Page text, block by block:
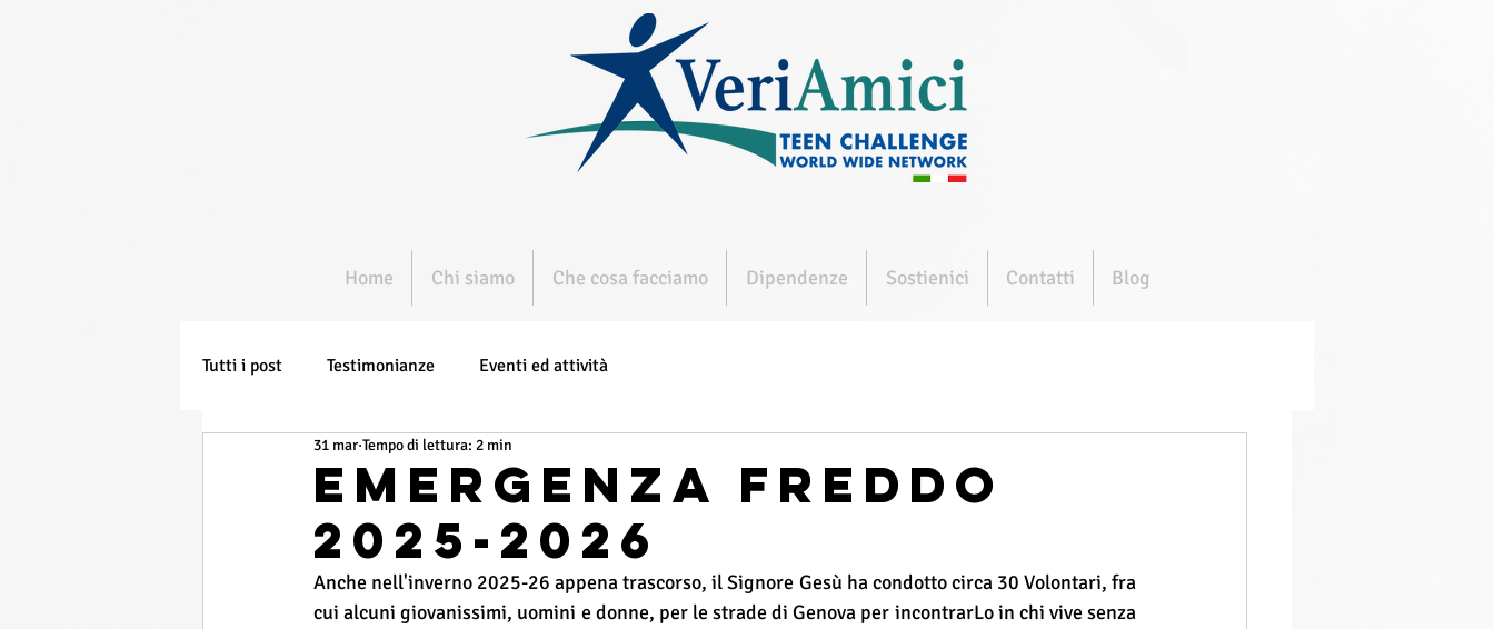
Home Chi siamo Che cosa facciamo Dipendenze Sostienici Contatti Blog
Tutti i post Testimonianze Eventi ed attività
Emergenza freddo
2025-2026
31 mar Tempo di lettura: 2 min
Anche nell'inverno 2025-26 appena trascorso, il Signore Gesù ha condotto circa 30 Volontari, fra
cui alcuni giovanissimi, uomini e donne, per le strade di Genova per incontrarLo in chi vive senza